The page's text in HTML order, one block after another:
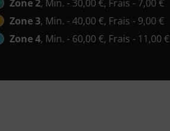
Zone 2, Min. - 30,00 €, Frais - 7,00 €
Zone 3, Min. - 40,00 €, Frais - 9,00 €
Zone 4, Min. - 60,00 €, Frais - 11,00 €